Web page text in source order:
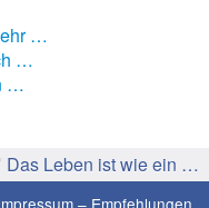
…
…
…
Das Leben ist wie ein …
– Empfehlungen